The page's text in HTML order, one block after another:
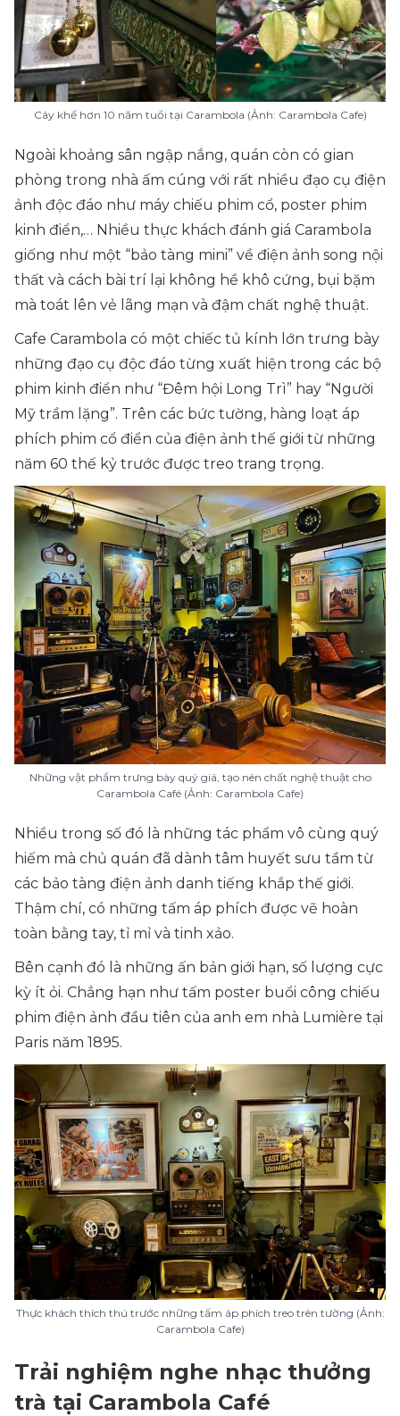
Cây khế hơn 10 năm tuổi tại Carambola (Ảnh: Carambola Cafe)
Ngoài khoảng sân ngập nắng, quán còn có gian
phòng trong nhà ấm cúng với rất nhiều đạo cụ điện
ảnh độc đáo như máy chiếu phim cổ, poster phim
kinh điển,… Nhiều thực khách đánh giá Carambola
giống như một “bảo tàng mini” về điện ảnh song nội
thất và cách bài trí lại không hề khô cứng, bụi bặm
mà toát lên vẻ lãng mạn và đậm chất nghệ thuật.
Cafe Carambola có một chiếc tủ kính lớn trưng bày
những đạo cụ độc đáo từng xuất hiện trong các bộ
phim kinh điển như “Đêm hội Long Trì” hay “Người
Mỹ trầm lặng”. Trên các bức tường, hàng loạt áp
phích phim cổ điển của điện ảnh thế giới từ những
năm 60 thế kỷ trước được treo trang trọng.
Những vật phẩm trưng bày quý giá, tạo nên chất nghệ thuật cho
Carambola Café (Ảnh: Carambola Cafe)
Nhiều trong số đó là những tác phẩm vô cùng quý
hiếm mà chủ quán đã dành tâm huyết sưu tầm từ
các bảo tàng điện ảnh danh tiếng khắp thế giới.
Thậm chí, có những tấm áp phích được vẽ hoàn
toàn bằng tay, tỉ mỉ và tinh xảo.
Bên cạnh đó là những ấn bản giới hạn, số lượng cực
kỳ ít ỏi. Chẳng hạn như tấm poster buổi công chiếu
phim điện ảnh đầu tiên của anh em nhà Lumière tại
Paris năm 1895.
Thực khách thích thú trước những tấm áp phích treo trên tường (Ảnh:
Carambola Cafe)
Trải nghiệm nghe nhạc thưởng
trà tại Carambola Café